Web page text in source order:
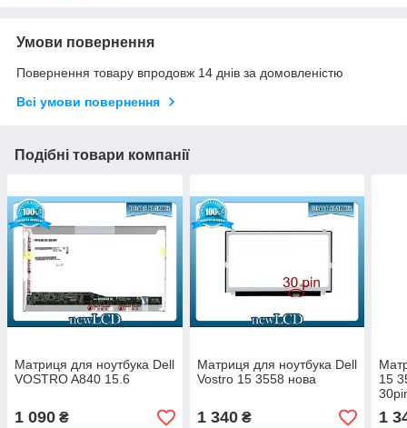
Умови повернення
Повернення товару впродовж 14 днів за домовленістю
Всі умови повернення
Подібні товари компанії
Матриця для ноутбука Dell
VOSTRO A840 15.6
1 090 ₴
Матриця для ноутбука Dell
Vostro 15 3558 нова
1 340₴
15
cd/
1